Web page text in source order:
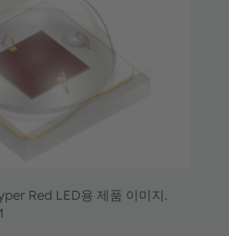
Red LED용 제품 이미지.